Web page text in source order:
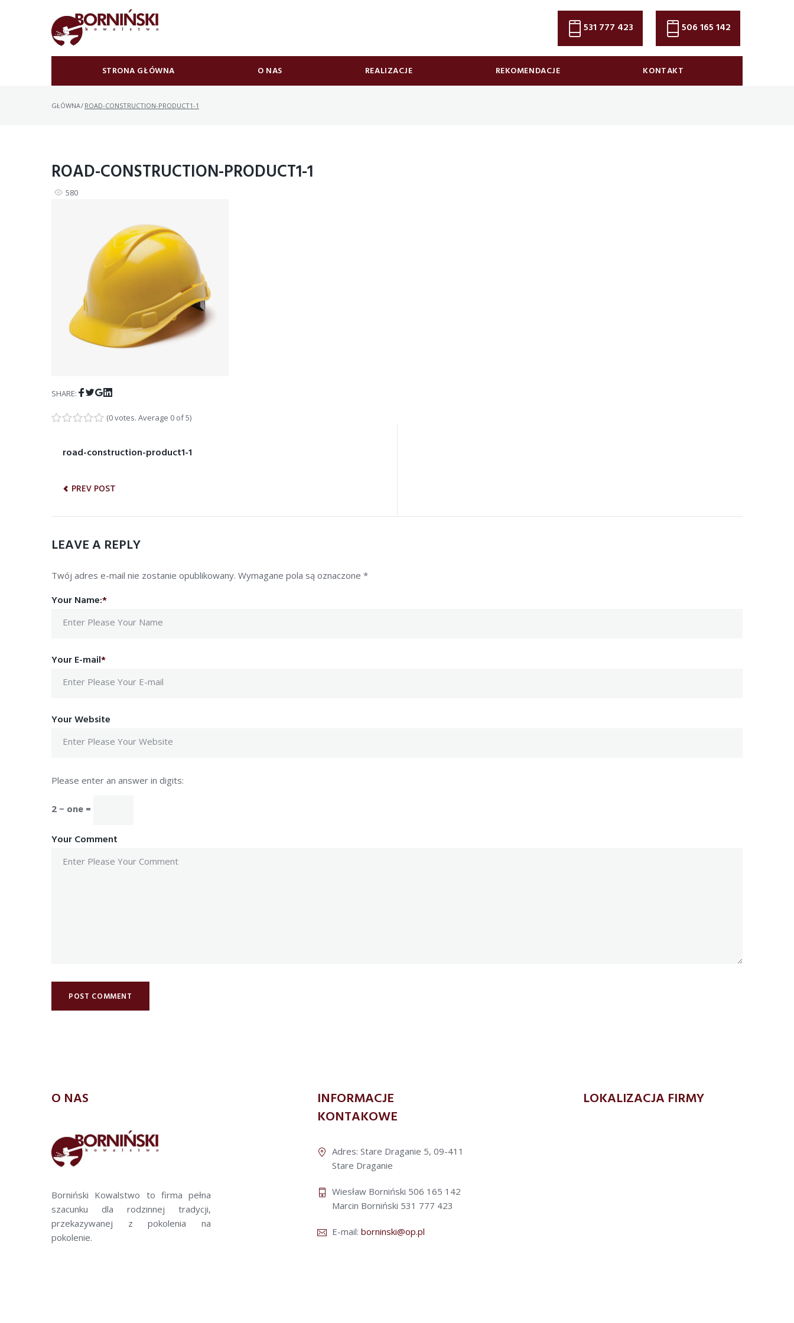
531 777 423 506 165 142
STRONA GŁÓWNA O NAS REALIZACJE REKOMENDACJE KONTAKT
GŁÓWNA/ ROAD-CONSTRUCTION-PRODUCT1-1
ROAD-CONSTRUCTION-PRODUCT1-1
580
SHARE: Facebook
Twitter
Google+
LinkedIn
(0 votes. Average 0of 5)
NAWIGACJA
WPISU
road-construction-product1-1
PREV POST
Previous
LEAVE A REPLY
Twój adres e-mail nie zostanie opublikowany. Wymagane pola są oznaczone *
Your Name:*
Your E-mail*
Your Website
Please enter an answer in digits:
2 − one =
Your Comment
O NAS
Borniński Kowalstwo to firma pełna
szacunku dla rodzinnej tradycji,
przekazywanej z pokolenia na
pokolenie.
INFORMACJE
KONTAKOWE
Adres: Stare Draganie 5, 09-411
Stare Draganie
Wiesław Borniński 506 165 142
Marcin Borniński 531 777 423
E-mail: borninski@op.pl
LOKALIZACJA FIRMY